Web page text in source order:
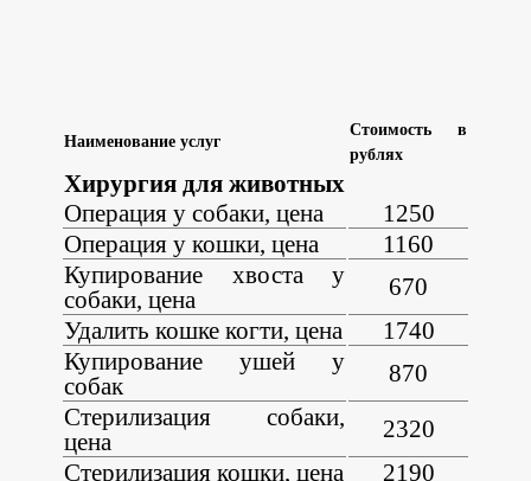
Наименование услуг
Стоимость в
рублях
Хирургия для животных
Операция у собаки, цена
1250
Операция у кошки, цена
1160
Купирование хвоста у
собаки, цена
670
Удалить кошке когти, цена
1740
Купирование ушей у
собак
870
Стерилизация собаки,
цена
2320
Стерилизация кошки, цена
2190